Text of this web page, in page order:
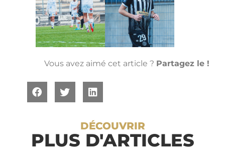
Vous avez aimé cet article ? Partagez le !
DÉCOUVRIR
PLUS D'ARTICLES